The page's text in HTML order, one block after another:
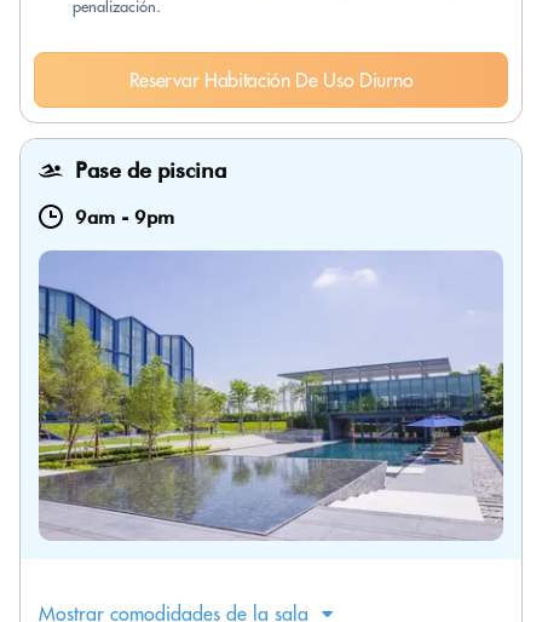
penalización.
Reservar Habitación De Uso Diurno
Pase de piscina
9am - 9pm
Mostrar comodidades de la sala